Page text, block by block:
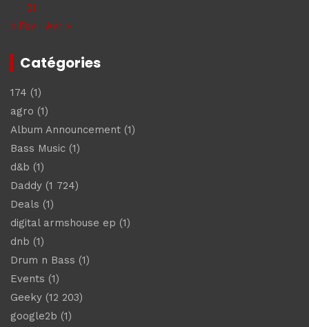
31
« Fév
Avr »
Catégories
174 (1)
agro (1)
Album Announcement (1)
Bass Music (1)
d&b (1)
Daddy (1 724)
Deals (1)
digital armshouse ep (1)
dnb (1)
Drum n Bass (1)
Events (1)
Geeky (12 203)
google2b (1)